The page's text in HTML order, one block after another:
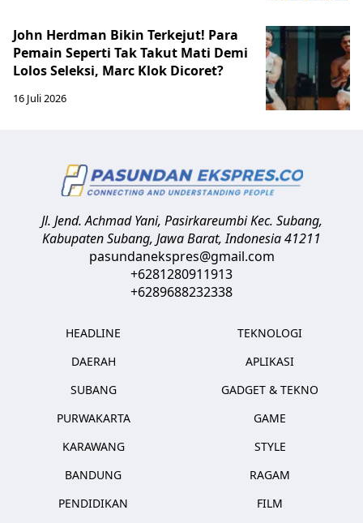
John Herdman Bikin Terkejut! Para
Pemain Seperti Tak Takut Mati Demi
Lolos Seleksi, Marc Klok Dicoret?
16 Juli 2026
Jl. Jend. Achmad Yani, Pasirkareumbi Kec. Subang,
Kabupaten Subang, Jawa Barat,Indonesia41211
pasundanekspres@gmail.com
+6281280911913
+6289688232338
HEADLINE
DAERAH
SUBANG
PURWAKARTA
KARAWANG
BANDUNG
PENDIDIKAN
TEKNOLOGI
APLIKASI
GADGET & TEKNO
GAME
STYLE
RAGAM
FILM